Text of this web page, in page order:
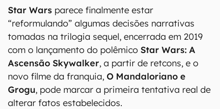
Star Wars parece finalmente estar
“reformulando” algumas decisões narrativas
tomadas na trilogia sequel, encerrada em 2019
com o lançamento do polêmico Star Wars: A
Ascensão Skywalker, a partir de retcons, e o
novo filme da franquia, O Mandaloriano e
Grogu, pode marcar a primeira tentativa real de
alterar fatos estabelecidos.